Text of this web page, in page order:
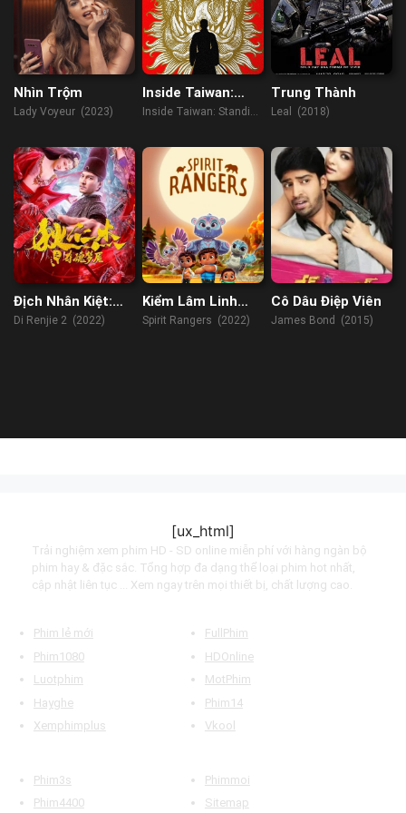
Nhìn Trộm
Lady Voyeur (2023)
Inside Taiwan:
Standing Up To
Inside Taiwan: Standing
Trung Thành
Leal (2018)
Địch Nhân Kiệt:
Quỷ Đoạt Hồn
Di Renjie 2 (2022)
Kiểm Lâm Linh
Thú
Spirit Rangers (2022)
Cô Dâu Điệp Viên
James Bond (2015)